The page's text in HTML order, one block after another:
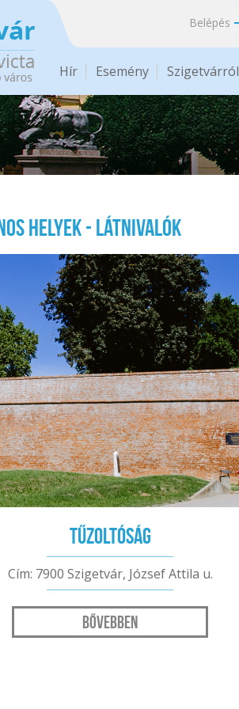
Belépés
Hír Esemény Szigetvárról
helyek - Látnivalók
Tűzoltóság
Cím: 7900 Szigetvár, József Attila u.
Bővebben